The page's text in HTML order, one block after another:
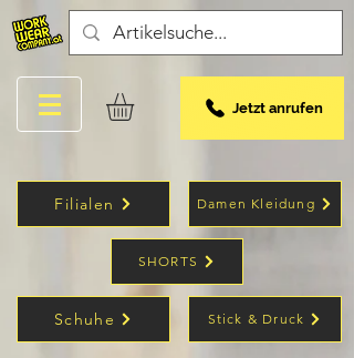
Jetzt anrufen
Filialen Damen Kleidung
SHORTS
Schuhe Stick & Druck